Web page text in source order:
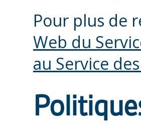
Pour plus de
Web du
au Service